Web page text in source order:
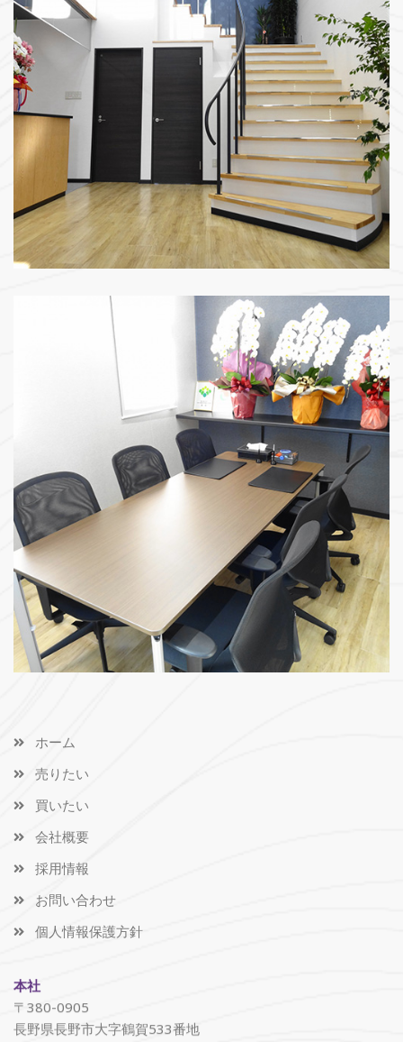
ホーム
売りたい
買いたい
会社概要
採用情報
お問い合わせ
個人情報保護方針
本社
〒380-0905
長野県長野市大字鶴賀533番地